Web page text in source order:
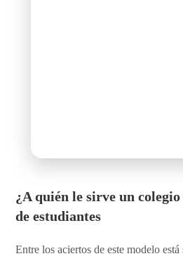
¿A quién le sirve un
de estudiantes
Entre los aciertos de este modelo